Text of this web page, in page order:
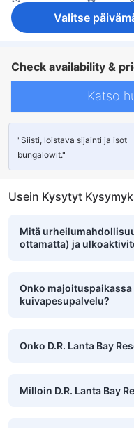
parveke/terassi
Valitse
Check availability &
Katso
"Siisti, loistava sijainti ja isot
bungalowit."
Usein Kysytyt
Mitä
ottamatta) ja
Onko majoituspaikassa
kuivapesupalvelu?
Onko D.R. Lanta Bay
Milloin D.R. Lanta Bay